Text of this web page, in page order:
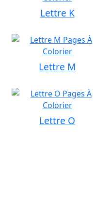
Lettre K
Lettre M
Lettre O